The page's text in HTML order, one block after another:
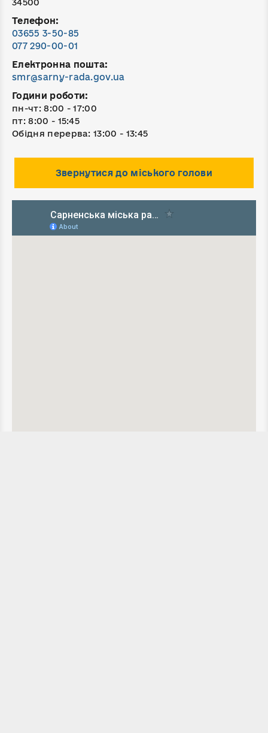
Телефон:
03655 3-50-85
077 290-00-01
Електронна пошта:
smr@sarny-rada.gov.ua
Години роботи:
пн-чт: 8:00 - 17:00
пт: 8:00 - 15:45
Обідня перерва: 13:00 - 13:45
Звернутися до міського голови